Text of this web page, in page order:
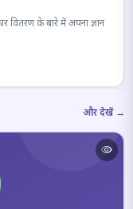
के बारे में अपना ज्ञान
और देखें →